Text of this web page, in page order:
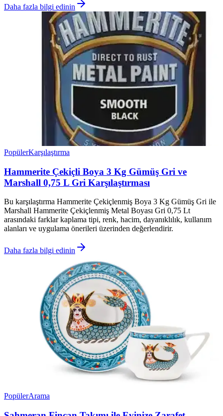
Daha fazla bilgi edinin
PopülerKarşılaştırma
Hammerite Çekiçli Boya 3 Kg Gümüş Gri ve
Marshall 0,75 L Gri Karşılaştırması
Bu karşılaştırma Hammerite Çekiçlenmiş Boya 3 Kg Gümüş Gri ile
Marshall Hammerite Çekiçlenmiş Metal Boyası Gri 0,75 Lt
arasındaki farklar kaplama tipi, renk, hacim, dayanıklılık, kullanım
alanları ve uygulama önerileri üzerinden değerlendirir.
Daha fazla bilgi edinin
PopülerArama